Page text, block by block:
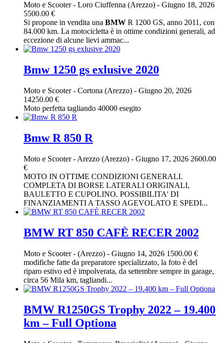
Moto e Scooter- Loro Ciuffenna (Arezzo) - Giugno 18, 2026
5500.00 €
Si propone in vendita una BMW R 1200 GS, anno 2011, con
84.000 km. La motocicletta è in ottime condizioni generali, ad
eccezione di alcune lievi ammac...
Bmw 1250 gs exlusive 2020
Moto e Scooter- Cortona (Arezzo) - Giugno 20, 2026
14250.00 €
Moto perfetta tagliando 40000 esegito
Bmw R 850 R
Moto e Scooter- Arezzo (Arezzo) - Giugno 17, 2026 2600.00
€
MOTO IN OTTIME CONDIZIONI GENERALI.
COMPLETA DI BORSE LATERALI ORIGINALI,
BAULETTO E CUPOLINO. POSSIBILITA' DI
FINANZIAMENTI A TASSO AGEVOLATO E SPEDI...
BMW RT 850 CAFÈ RECER 2002
Moto e Scooter- (Arezzo) - Giugno 14, 2026 1500.00 €
modifiche fatte da preparatore specializzato, la foto è del
riparo estivo ed è impolverata, da settembre sempre in garage,
circa 56 Mila km, tagliandi...
BMW R1250GS Trophy 2022 – 19.400
km – Full Optiona